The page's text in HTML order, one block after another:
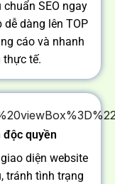
SEO ngay
dàng lên TOP
cáo và nhanh
thực tế.
độc quyền
diện website
tránh tình trạng